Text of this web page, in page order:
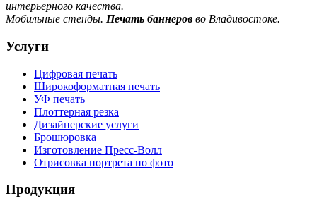
интерьерного качества.
Мобильные стенды. Печать баннеров во Владивостоке.
Услуги
Цифровая печать
Широкоформатная печать
УФ печать
Плоттерная резка
Дизайнерские услуги
Брошюровка
Изготовление Пресс-Волл
Отрисовка портрета по фото
Продукция